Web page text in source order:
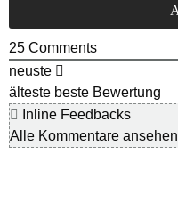
25 Comments
neuste
älteste beste Bewertung
Inline Feedbacks
Alle Kommentare ansehen